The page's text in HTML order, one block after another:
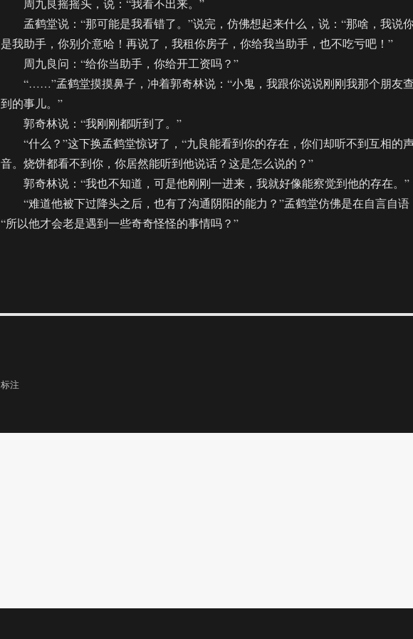
周九良摇摇头，说：“我看不出来。”
孟鹤堂说：“那可能是我看错了。”说完，仿佛想起来什么，说：“那啥，我说
是我助手，你别介意哈！再说了，我租你房子，你给我当助手，也不吃亏吧！”
周九良问：“给你当助手，你给开工资吗？”
“……”孟鹤堂摸摸鼻子，冲着郭奇林说：“小鬼，我跟你说说刚刚我那个朋友查
到的事儿。”
郭奇林说：“我刚刚都听到了。”
“什么？”这下换孟鹤堂惊讶了，“九良能看到你的存在，你们却听不到互相的
音。烧饼都看不到你，你居然能听到他说话？这是怎么说的？”
郭奇林说：“我也不知道，可是他刚刚一进来，我就好像能察觉到他的存在。”
“难道他被下过降头之后，也有了沟通阴阳的能力？”孟鹤堂仿佛是在自言自语
“所以他才会老是遇到一些奇奇怪怪的事情吗？”
标注